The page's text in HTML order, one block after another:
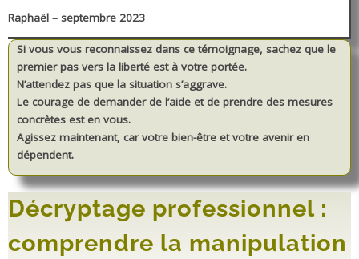
Raphaël – septembre 2023
Si vous vous reconnaissez dans ce témoignage, sachez que le
premier pas vers la liberté est à votre portée.
N’attendez pas que la situation s’aggrave.
Le courage de demander de l’aide et de prendre des mesures
concrètes est en vous.
Agissez maintenant, car votre bien-être et votre avenir en
dépendent.
Décryptage professionnel :
comprendre la manipulation